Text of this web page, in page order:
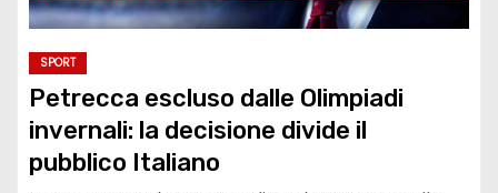
SPORT
Petrecca escluso dalle Olimpiadi
invernali: la decisione divide il
pubblico Italiano